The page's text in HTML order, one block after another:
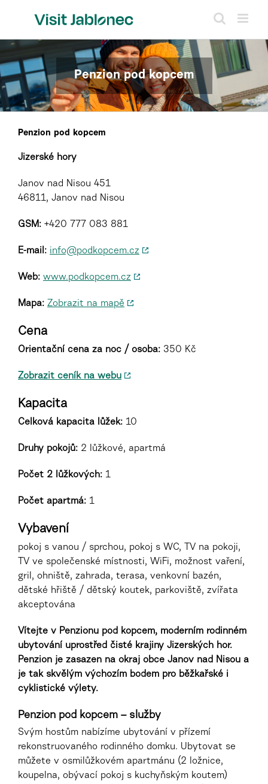
Penzion pod kopcem
Penzion pod kopcem
Jizerské hory
Janov nad Nisou 451
46811, Janov nad Nisou
GSM: +420 777 083 881
E-mail: info@podkopcem.cz
Web: www.podkopcem.cz
Mapa: Zobrazit na mapě
Cena
Orientační cena za noc / osoba: 350 Kč
Zobrazit ceník na webu
Kapacita
Celková kapacita lůžek: 10
Druhy pokojů: 2 lůžkové, apartmá
Počet 2 lůžkových: 1
Počet apartmá: 1
Vybavení
pokoj s vanou / sprchou, pokoj s WC, TV na pokoji,
TV ve společenské místnosti, WiFi, možnost vaření,
gril, ohniště, zahrada, terasa, venkovní bazén,
dětské hřiště / dětský koutek, parkoviště, zvířata
akceptována
Vítejte v Penzionu pod kopcem, moderním rodinném
ubytování uprostřed čisté krajiny Jizerských hor.
Penzion je zasazen na okraj obce Janov nad Nisou a
je tak skvělým výchozím bodem pro běžkařské i
cyklistické výlety.
Penzion pod kopcem – služby
Svým hostům nabízíme ubytování v přízemí
rekonstruovaného rodinného domku. Ubytovat se
můžete v osmilůžkovém apartmánu (2 ložnice,
koupelna, obývací pokoj s kuchyňským koutem)